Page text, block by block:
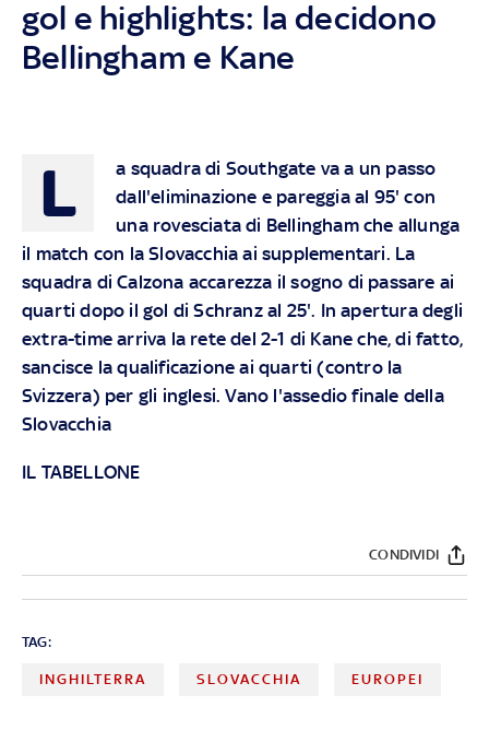
gol e highlights: la decidono
Bellingham e Kane
L
a squadra di Southgate va a un passo
dall'eliminazione e pareggia al 95' con
una rovesciata di Bellingham che allunga
il match con la Slovacchia ai supplementari. La
squadra di Calzona accarezza il sogno di passare ai
quarti dopo il gol di Schranz al 25'. In apertura degli
extra-time arriva la rete del 2-1 di Kane che, di fatto,
sancisce la qualificazione ai quarti (contro la
Svizzera) per gli inglesi. Vano l'assedio finale della
Slovacchia
IL TABELLONE
CONDIVIDI
TAG:
INGHILTERRA SLOVACCHIA EUROPEI